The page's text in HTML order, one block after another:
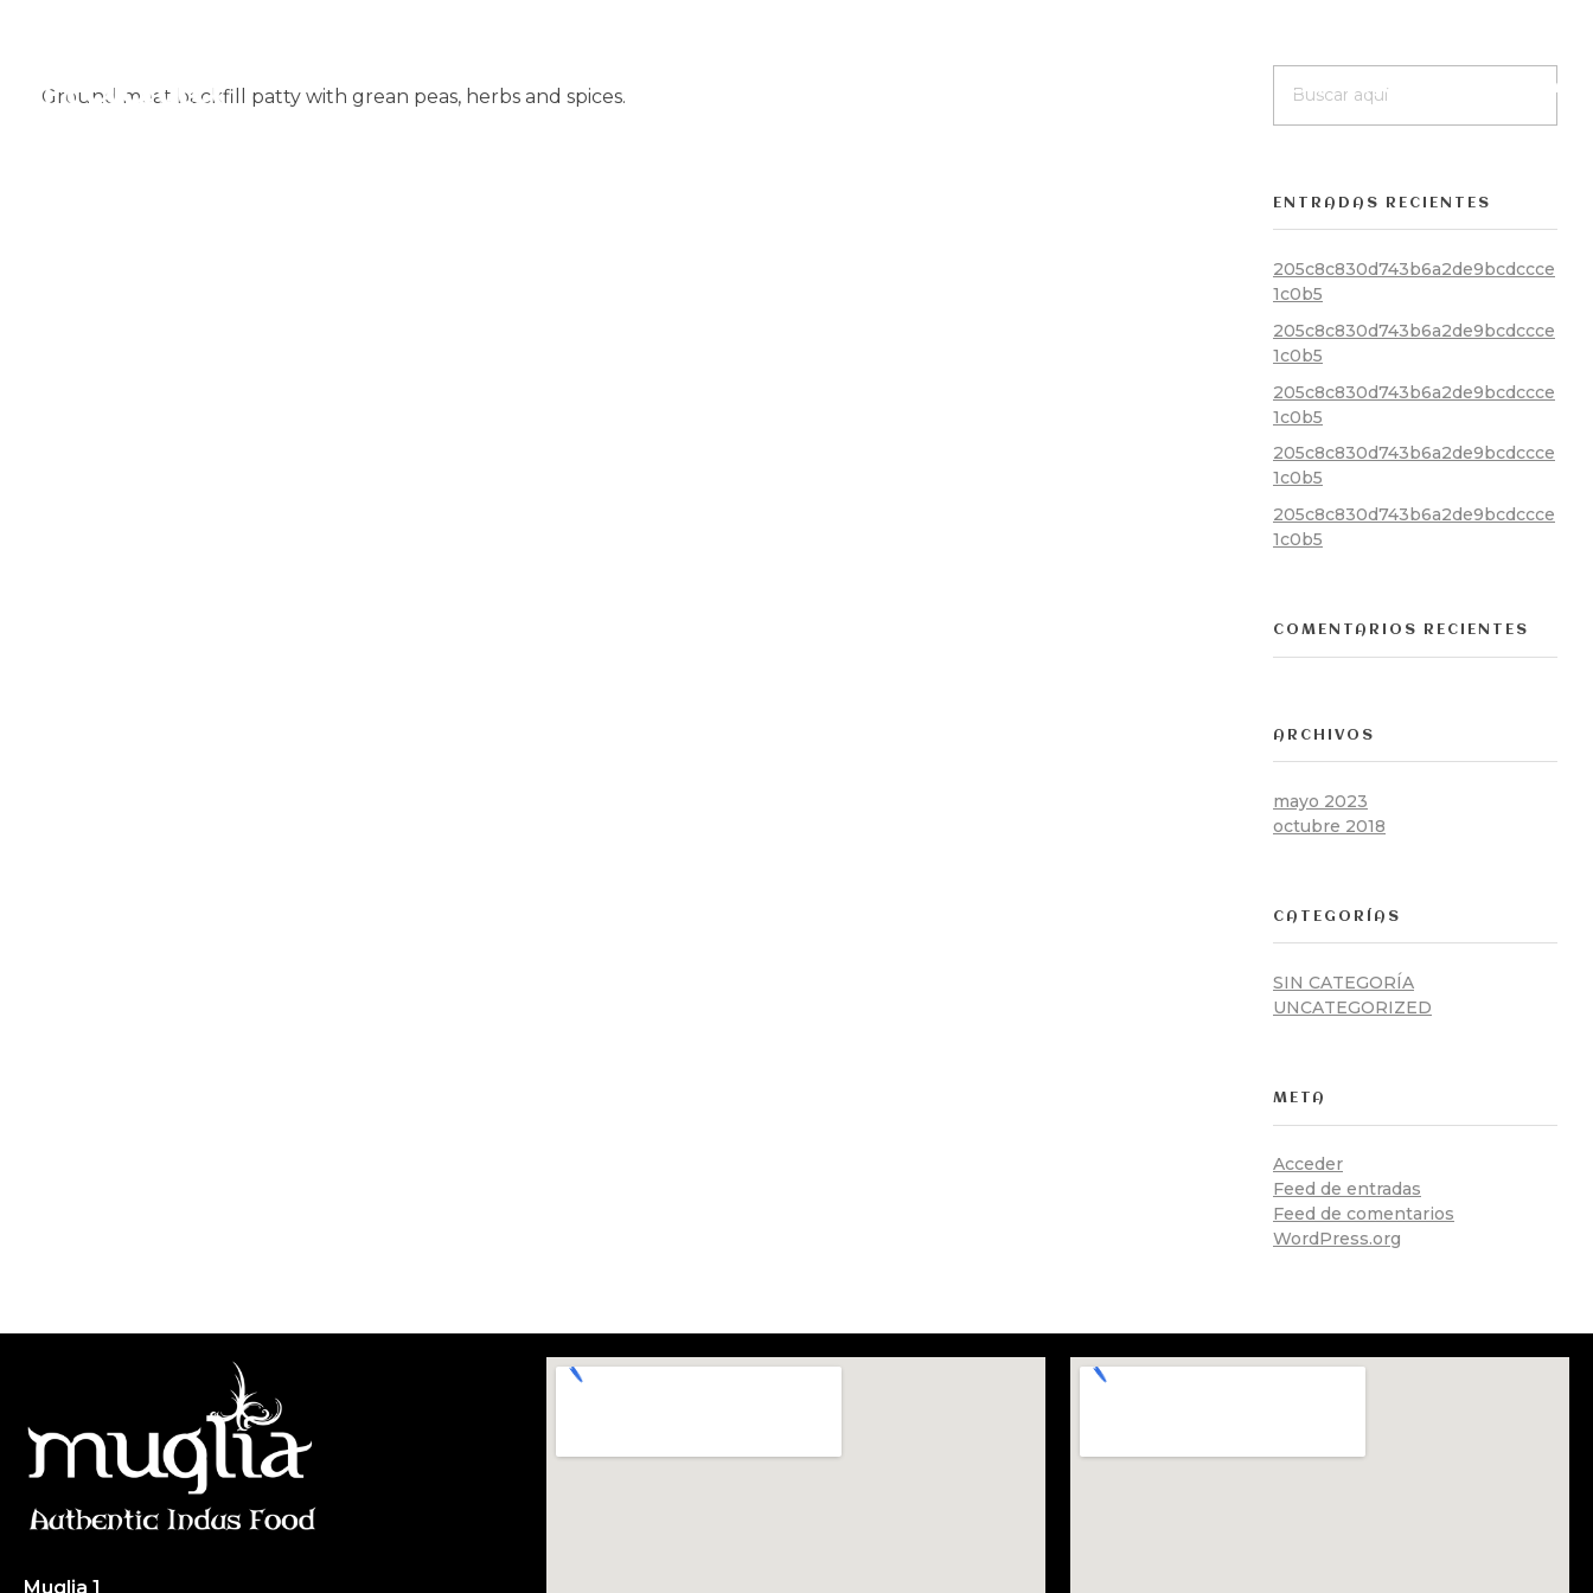
Menú Degustación Reservas
Ground meat backfill patty with grean peas, herbs and spices.​
ENTRADAS RECIENTES
205c8c830d743b6a2de9bcdccce
1c0b5
205c8c830d743b6a2de9bcdccce
1c0b5
205c8c830d743b6a2de9bcdccce
1c0b5
205c8c830d743b6a2de9bcdccce
1c0b5
205c8c830d743b6a2de9bcdccce
1c0b5
COMENTARIOS RECIENTES
ARCHIVOS
mayo 2023
octubre 2018
CATEGORÍAS
SIN CATEGORÍA
UNCATEGORIZED
META
Acceder
Feed de entradas
Feed de comentarios
WordPress.org
Muglia 1